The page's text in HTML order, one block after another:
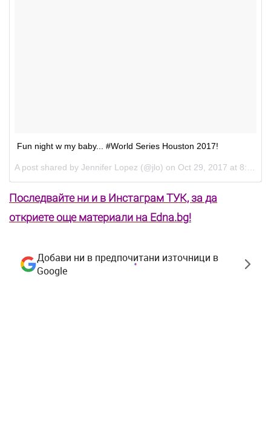
Fun night w my baby... #World Series Houston 2017!
A post shared by Jennifer Lopez (@jlo) on Oct 29, 2017 at 8:21am PDT
Последвайте ни и в Инстаграм ТУК, за да
откриете още материали на Edna.bg!
Добави ни в предпочитани източници в
Google